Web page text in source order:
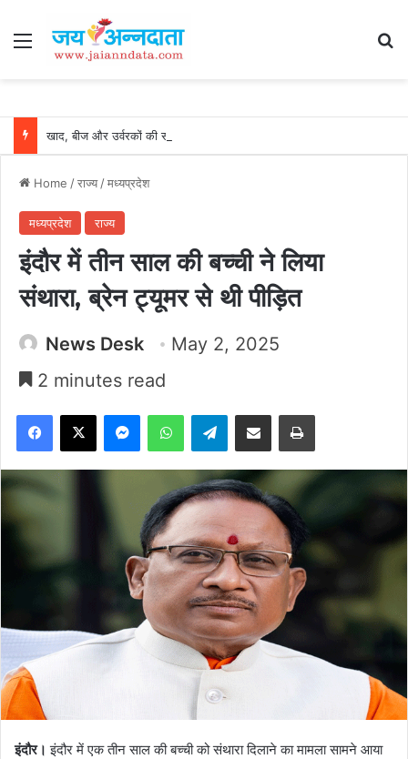
Menu
Home /राज्य/मध्यप्रदेश
मध्यप्रदेश राज्य
इंदौर में तीन साल की बच्ची ने लिया
संथारा, ब्रेन ट्यूमर से थी पीड़ित
News Desk
May 2, 2025
2 minutes read
Facebook
X MessengerWhatsAppTelegramShare via Email Print
इंदौर। इंदौर में एक तीन साल की बच्ची को संथारा दिलाने का मामला सामने आया